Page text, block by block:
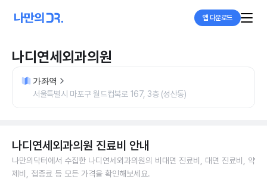
앱 다운로드
나디연세외과의원
가좌역
서울특별시 마포구 월드컵북로 167, 3층 (성산동)
나디연세외과의원 진료비 안내
나만의닥터에서 수집한 나디연세외과의원의 비대면 진료비, 대면 진료비, 약
제비, 접종료 등 모든 가격을 확인해보세요.